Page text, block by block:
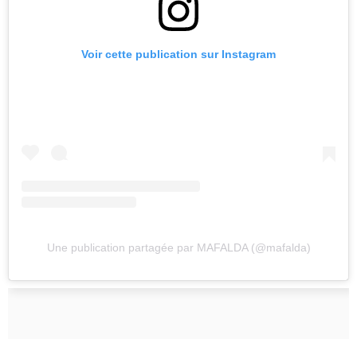
Voir cette publication sur Instagram
Une publication partagée par MAFALDA (@mafalda)